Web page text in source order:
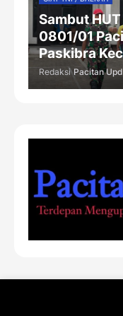
Sambut
0801/01
Paskibra
Redaksi Pacitan